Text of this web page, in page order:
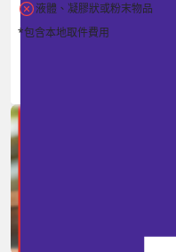
液體、凝膠狀或粉末物品
*包含本地取件費用